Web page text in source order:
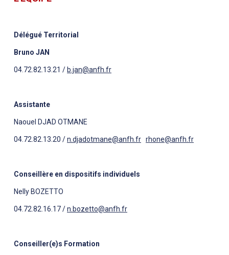
Délégué Territorial
Bruno JAN
04.72.82.13.21 / b.jan@anfh.fr
Assistante
Naouel DJAD OTMANE
04.72.82.13.20 /n.djadotmane@anfh.fr rhone@anfh.fr
Conseillère en dispositifs individuels
Nelly BOZETTO
04.72.82.16.17 /n.bozetto@anfh.fr
Conseiller(e)s Formation